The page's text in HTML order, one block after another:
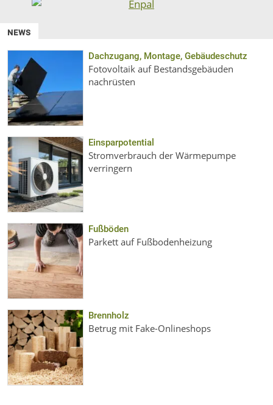
NEWS
Dachzugang, Montage, Gebäudeschutz
Fotovoltaik auf Bestandsgebäuden
nachrüsten
Einsparpotential
Stromverbrauch der Wärmepumpe
verringern
Fußböden
Parkett auf Fußbodenheizung
Brennholz
Betrug mit Fake-Onlineshops